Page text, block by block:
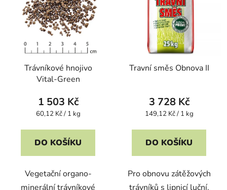
Trávníkové hnojivo
Vital-Green
1 503 Kč
Měrná
60,12 Kč / 1 kg
DO KOŠÍKU
Vegetační organo-
minerální trávníkové
Travní směs Obnova II
3 728 Kč
Měrná
149,12 Kč / 1 kg
DO KOŠÍKU
Pro obnovu zátěžových
trávníků s lipnicí luční.